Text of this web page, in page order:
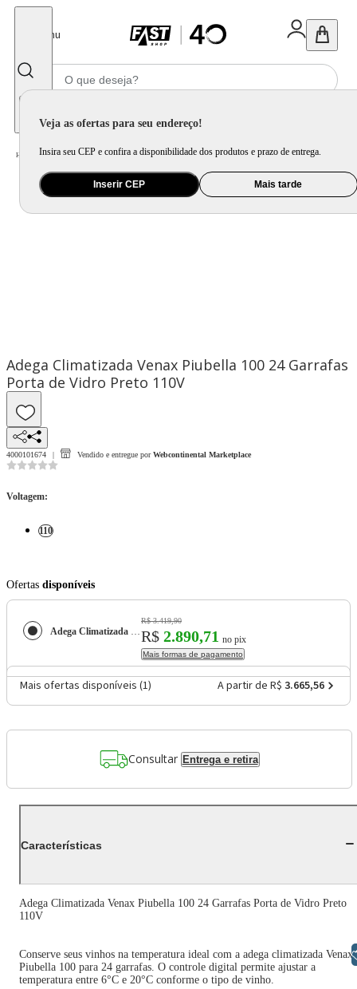
Menu
Veja as ofertas para seu endereço!
Insira seu CEP e confira a disponibilidade dos produtos e prazo de entrega.
Inserir CEP Mais tarde
Home Eletrodomésticos / Adega
Adega Climatizada Venax Piubella 100 24 Garrafas
Porta de Vidro Preto 110V
4000101674 Vendido e entregue por Webcontinental Marketplace
Voltagem:
110
Ofertas disponíveis
Adega Climatizada Venax Piubella 100 24 Garrafas Porta de Vidro Preto 110V
R$ 3.419,90
R$ 2.890,71 no pix
Mais formas de pagamento
Mais ofertas disponíveis (1) A partir de R$ 3.665,56
Consultar Entrega e retira
Características
Adega Climatizada Venax Piubella 100 24 Garrafas Porta de Vidro Preto
110V
Conserve seus vinhos na temperatura ideal com a adega climatizada Venax
Piubella 100 para 24 garrafas. O controle digital permite ajustar a
temperatura entre 6°C e 20°C conforme o tipo de vinho.
Libras